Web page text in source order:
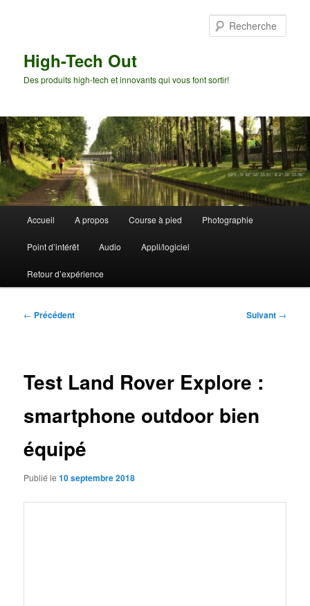
High-Tech Out
Des produits high-tech et innovants qui vous font sortir!
principal
Accueil A propos Course à pied Photographie
Point d’intérêt Audio Appli/logiciel
Retour d’expérience
Navigation
← Précédent Suivant →
Test Land Rover Explore :
smartphone outdoor bien
équipé
Publié le10 septembre 2018